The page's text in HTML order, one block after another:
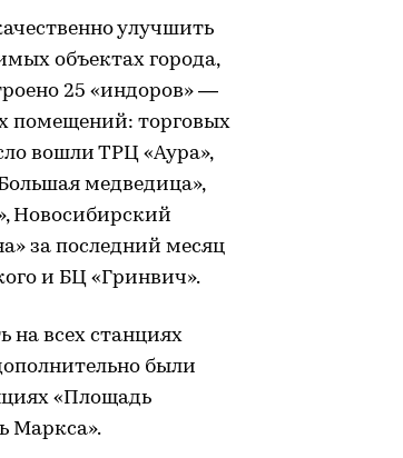
улучшить
объектах города,
25 «индоров» —
помещений: торговых
вошли ТРЦ «Аура»,
медведица»,
Новосибирский
за последний месяц
и БЦ «Гринвич».
на всех станциях
были
«Площадь
Маркса».